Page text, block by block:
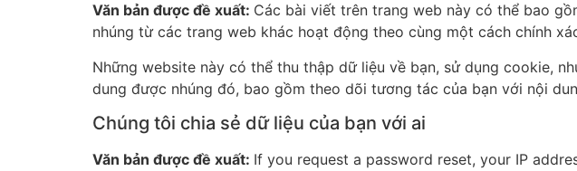
Văn bản được đề xuất: Các bài viết trên trang web này có thể bao
nhúng từ các trang web khác hoạt động theo cùng một cách chính
Những website này có thể thu thập dữ liệu về bạn, sử dụng cookie,
dung được nhúng đó, bao gồm theo dõi tương tác của bạn với nội
Chúng tôi chia sẻ dữ liệu của bạn với ai
Văn bản được đề xuất: If you request a password reset, your IP